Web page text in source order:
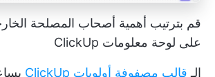
قم بترتيب أهمية أصحاب المصلحة
على لوحة معلومات ClickUp
الـ قالب مصفوفة أولويات ClickUp